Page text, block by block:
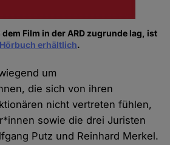
Film in der ARD zugrunde lag, ist
erhältlich.
um
die sich von ihren
nicht vertreten fühlen,
sowie die drei Juristen
Putz und Reinhard Merkel.